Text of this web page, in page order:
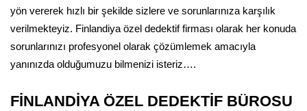
yön vererek hızlı bir şekilde sizlere ve sorunlarınıza karşılık
verilmekteyiz. Finlandiya özel dedektif firması olarak her konuda
sorunlarınızı profesyonel olarak çözümlemek amacıyla
yanınızda olduğumuzu bilmenizi isteriz….
FİNLANDİYA ÖZEL DEDEKTİF BÜROSU